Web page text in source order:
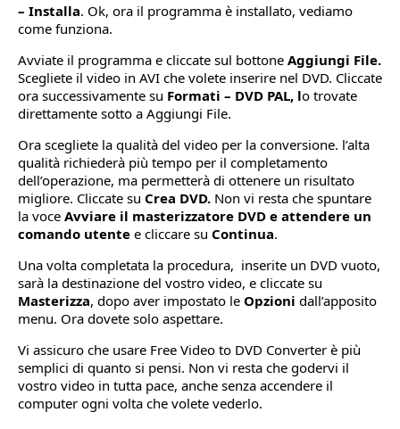
– Installa. Ok, ora il programma è installato, vediamo
come funziona.
Avviate il programma e cliccate sul bottone Aggiungi File.
Scegliete il video in AVI che volete inserire nel DVD. Cliccate
ora successivamente su Formati – DVD PAL, lo trovate
direttamente sotto a Aggiungi File.
Ora scegliete la qualità del video per la conversione. l’alta
qualità richiederà più tempo per il completamento
dell’operazione, ma permetterà di ottenere un risultato
migliore. Cliccate su Crea DVD. Non vi resta che spuntare
la voce Avviare il masterizzatore DVD e attendere un
comando utente e cliccare su Continua.
Una volta completata la procedura, inserite un DVD vuoto,
sarà la destinazione del vostro video, e cliccate su
Masterizza, dopo aver impostato le Opzioni dall’apposito
menu. Ora dovete solo aspettare.
Vi assicuro che usare Free Video to DVD Converter è più
semplici di quanto si pensi. Non vi resta che godervi il
vostro video in tutta pace, anche senza accendere il
computer ogni volta che volete vederlo.